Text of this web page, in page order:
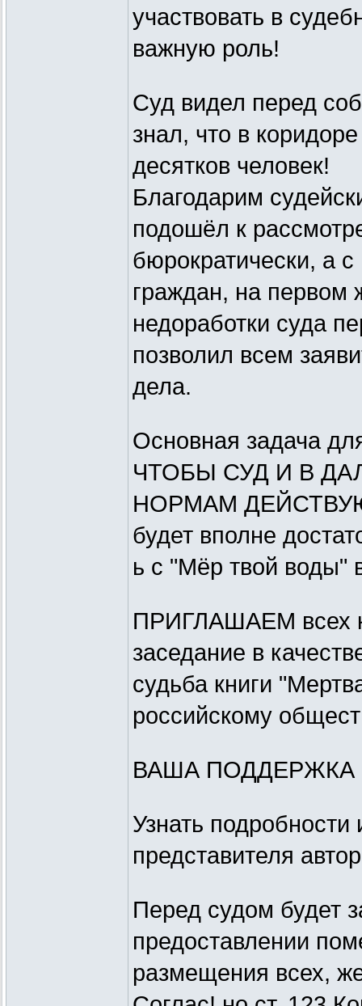
участвовать в
важную роль!
Суд видел перед
знал, что в
десятков человек!
Благодарим
подошёл к
бюрократически, а
граждан, на первом
недоработки суда
позволил всем
дела.
Основная задача
ЧТОБЫ СУД И В
НОРМАМ
будет вполне
ь с "Мёр твой воды"
ПРИГЛАШАЕМ всех
заседание в
судьба книги
российскому
ВАША ПОДДЕРЖКА
Узнать подробности
представителя
Перед судом будет
предоставлении
размещения всех,